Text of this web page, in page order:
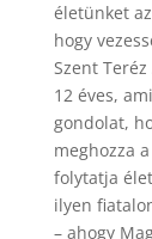
életünket
hogy
Szent
12 éves,
gondolat,
meghozza
folytatja
ilyen
– ahogy